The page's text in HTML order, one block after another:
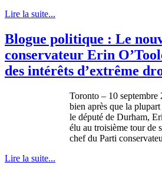
Lire la suite...
Blogue politique : Le
conservateur Erin
des intérêts d’extrême
Toronto – 10 septembre
bien après que la
le député de Durham,
élu au troisième tour de
chef du Parti
Lire la suite...